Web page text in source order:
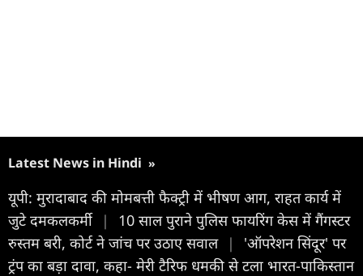
Latest News in Hindi »
यूपी: मुरादाबाद की मोमबत्ती फैक्ट्री में भीषण आग, राहत कार्य में
जुटे दमकलकर्मी |
10 साल पुराने पुलिस फायरिंग केस में गैंगस्टर
रुस्तम बरी, कोर्ट ने जांच पर उठाए सवाल |
'ऑपरेशन सिंदूर' पर
ट्रंप का बड़ा दावा, कहा- मेरी टैरिफ धमकी से टला भारत-पाकिस्तान